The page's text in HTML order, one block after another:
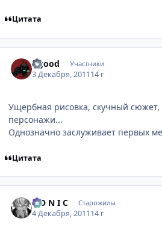
Цитата
Dgood Участники
3 Декабря, 201114 г
Ущербная рисовка, скучный
персонажи...
Однозначно заслуживает первых
Цитата
S O N I C Старожилы
4 Декабря, 201114 г